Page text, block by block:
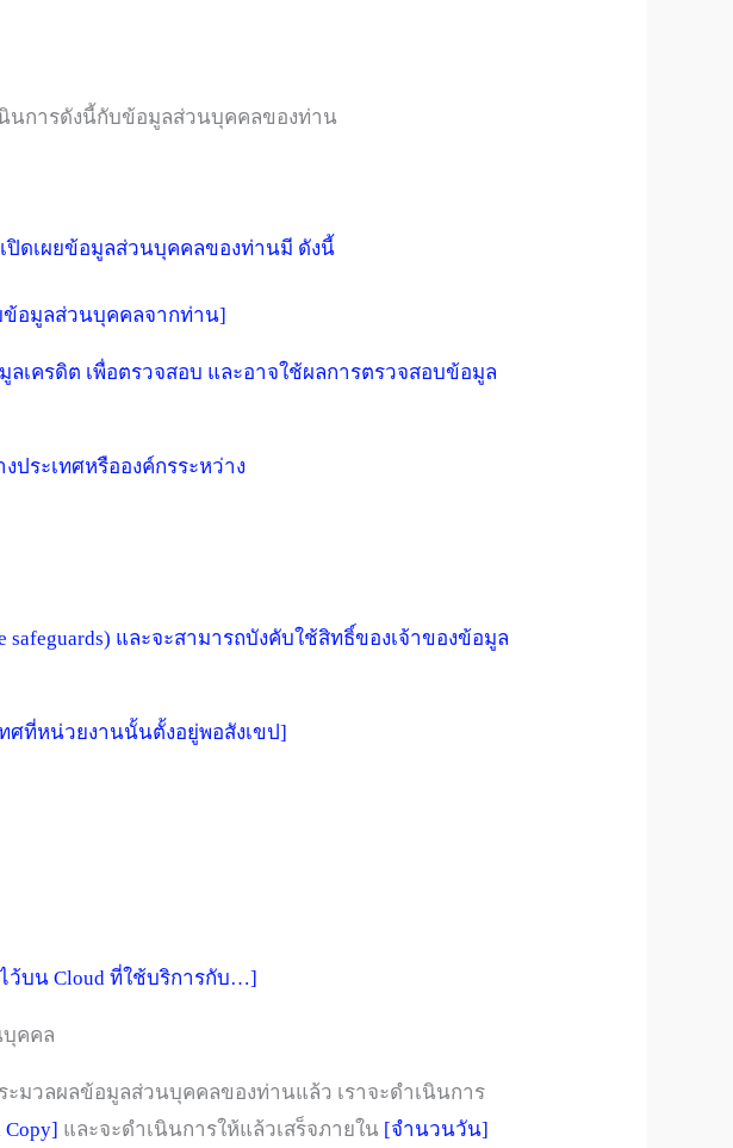
นการดังนี้กับข้อมูลส่วนบุคคลของท่าน
ปิดเผยข้อมูลส่วนบุคคลของท่านมี ดังนี้
ข้อมูลส่วนบุคคลจากท่าน]
เครดิต เพื่อตรวจสอบ และอาจใช้ผลการตรวจสอบข้อมูล
ระเทศหรือองค์กรระหว่าง
และจะสามารถบังคับใช้สิทธิ์ของเจ้าของข้อมูล
ศที่หน่วยงานนั้นตั้งอยู่พอสังเขป]
ว้บน Cloud ที่ใช้บริการกับ…]
บุคคล
ะมวลผลข้อมูลส่วนบุคคลของท่านแล้ว เราจะดำเนินการ
และจะดำเนินการให้แล้วเสร็จภายใน [จำนวนวัน]